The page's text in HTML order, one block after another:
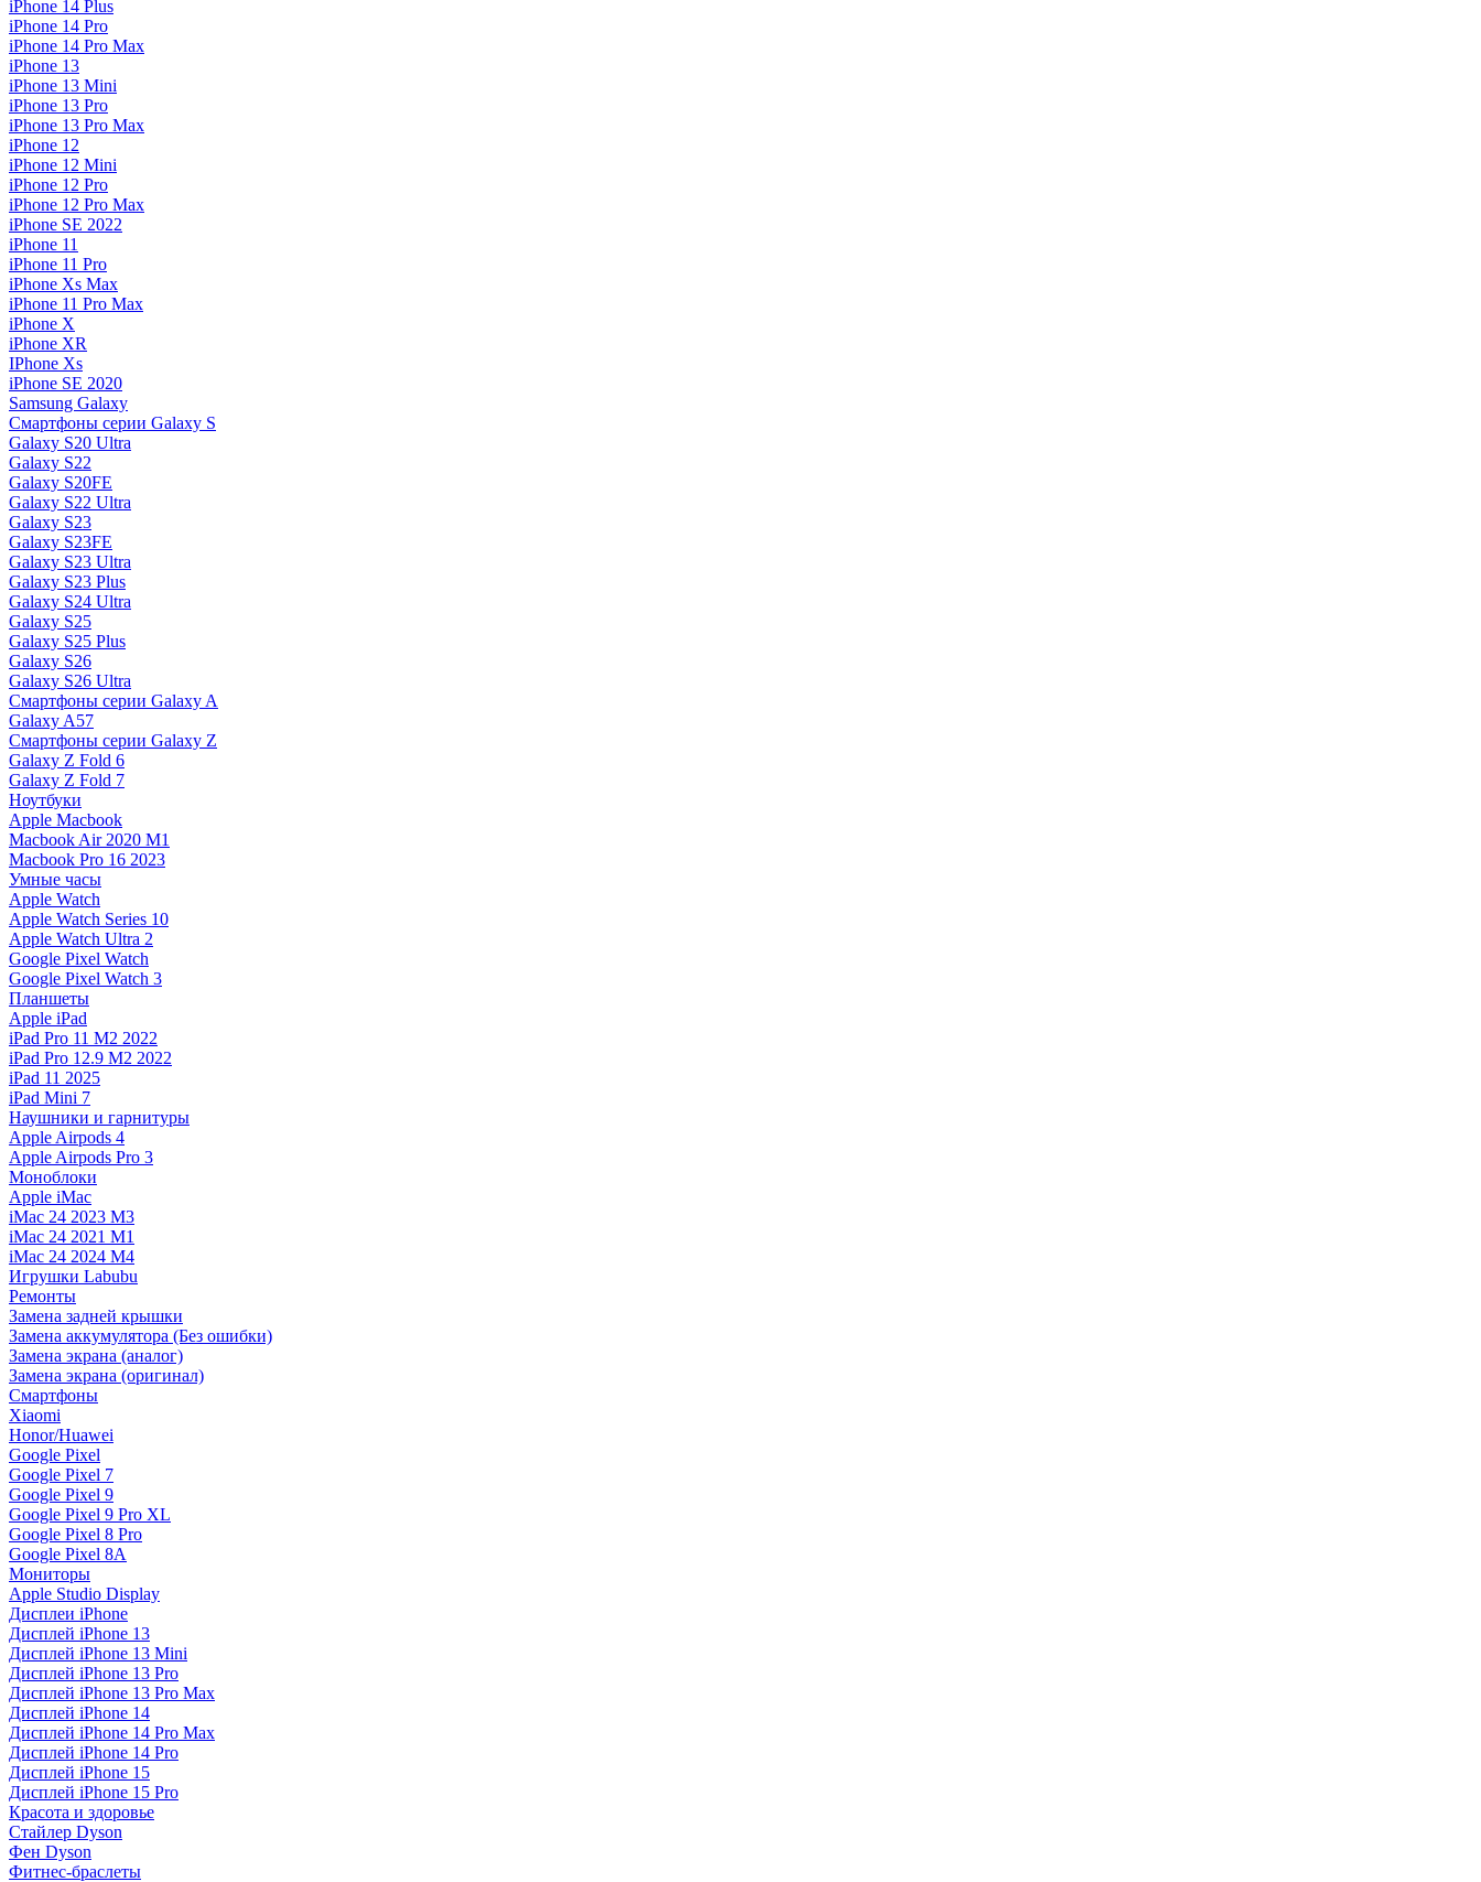
iPhone 14 Plus
iPhone 14 Pro
iPhone 14 Pro Max
iPhone 13
iPhone 13 Mini
iPhone 13 Pro
iPhone 13 Pro Max
iPhone 12
iPhone 12 Mini
iPhone 12 Pro
iPhone 12 Pro Max
iPhone SE 2022
iPhone 11
iPhone 11 Pro
iPhone Xs Max
iPhone 11 Pro Max
iPhone X
iPhone XR
IPhone Xs
iPhone SE 2020
Samsung Galaxy
Смартфоны серии Galaxy S
Galaxy S20 Ultra
Galaxy S22
Galaxy S20FE
Galaxy S22 Ultra
Galaxy S23
Galaxy S23FE
Galaxy S23 Ultra
Galaxy S23 Plus
Galaxy S24 Ultra
Galaxy S25
Galaxy S25 Plus
Galaxy S26
Galaxy S26 Ultra
Смартфоны серии Galaxy A
Galaxy A57
Смартфоны серии Galaxy Z
Galaxy Z Fold 6
Galaxy Z Fold 7
Ноутбуки
Apple Macbook
Macbook Air 2020 M1
Macbook Pro 16 2023
Умные часы
Apple Watch
Apple Watch Series 10
Apple Watch Ultra 2
Google Pixel Watch
Google Pixel Watch 3
Планшеты
Apple iPad
iPad Pro 11 M2 2022
iPad Pro 12.9 M2 2022
iPad 11 2025
iPad Mini 7
Наушники и гарнитуры
Apple Airpods 4
Apple Airpods Pro 3
Моноблоки
Apple iMac
iMac 24 2023 M3
iMac 24 2021 M1
iMac 24 2024 M4
Игрушки Labubu
Ремонты
Замена задней крышки
Замена аккумулятора (Без ошибки)
Замена экрана (аналог)
Замена экрана (оригинал)
Смартфоны
Xiaomi
Honor/Huawei
Google Pixel
Google Pixel 7
Google Pixel 9
Google Pixel 9 Pro XL
Google Pixel 8 Pro
Google Pixel 8A
Мониторы
Apple Studio Display
Дисплеи iPhone
Дисплей iPhone 13
Дисплей iPhone 13 Mini
Дисплей iPhone 13 Pro
Дисплей iPhone 13 Pro Max
Дисплей iPhone 14
Дисплей iPhone 14 Pro Max
Дисплей iPhone 14 Pro
Дисплей iPhone 15
Дисплей iPhone 15 Pro
Красота и здоровье
Стайлер Dyson
Фен Dyson
Фитнес-браслеты